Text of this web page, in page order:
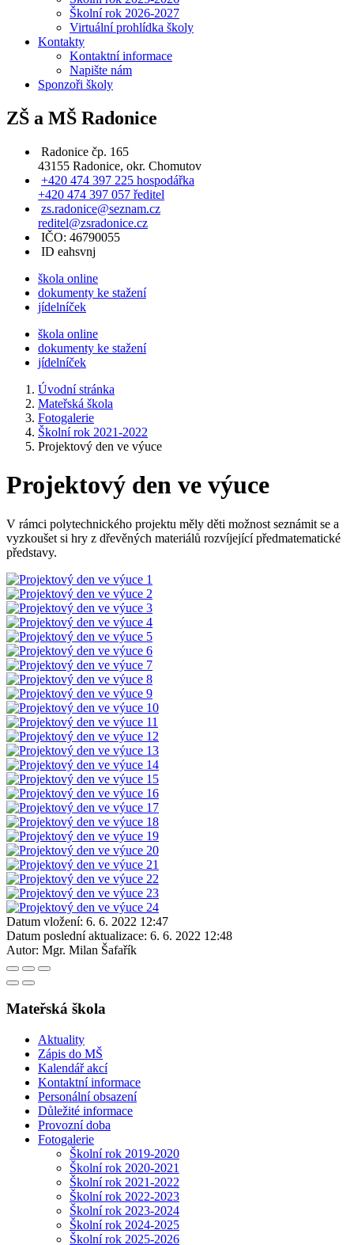
Školní rok 2026-2027
Virtuální prohlídka školy
Kontakty
Kontaktní informace
Napište nám
Sponzoři školy
ZŠ a MŠ Radonice
Radonice čp. 165
43155 Radonice, okr. Chomutov
+420 474 397 225 hospodářka
+420 474 397 057 ředitel
zs.radonice@seznam.cz
reditel@zsradonice.cz
IČO: 46790055
ID eahsvnj
škola online
dokumenty ke stažení
jídelníček
škola online
dokumenty ke stažení
jídelníček
Úvodní stránka
Mateřská škola
Fotogalerie
Školní rok 2021-2022
Projektový den ve výuce
Projektový den ve výuce
V rámci polytechnického projektu měly děti možnost seznámit se a
vyzkoušet si hry z dřevěných materiálů rozvíjející předmatematické
představy.
Datum vložení: 6. 6. 2022 12:47
Datum poslední aktualizace: 6. 6. 2022 12:48
Autor: Mgr. Milan Šafařík
Mateřská škola
Aktuality
Zápis do MŠ
Kalendář akcí
Kontaktní informace
Personální obsazení
Důležité informace
Provozní doba
Fotogalerie
Školní rok 2019-2020
Školní rok 2020-2021
Školní rok 2021-2022
Školní rok 2022-2023
Školní rok 2023-2024
Školní rok 2024-2025
Školní rok 2025-2026